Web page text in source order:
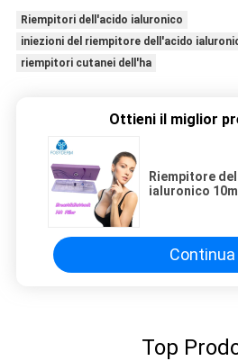
Riempitori dell'acido ialuronico
iniezioni del riempitore dell'acido
riempitori cutanei dell'ha
Ottieni il miglior
Riempitore
ialuronico
Continua
Top